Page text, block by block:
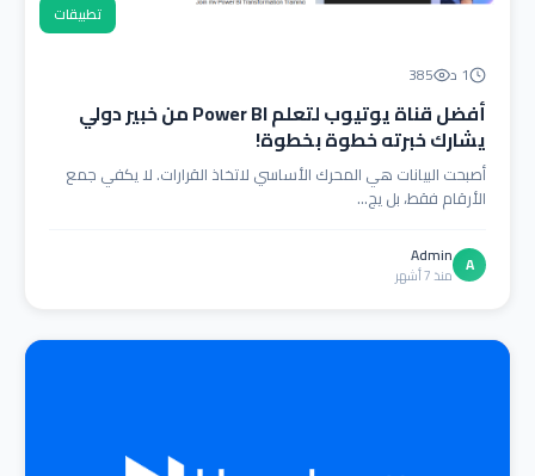
تطبيقات
1 د 385
أفضل قناة يوتيوب لتعلم Power BI من خبير دولي
يشارك خبرته خطوة بخطوة!
أصبحت البيانات هي المحرك الأساسي لاتخاذ القرارات. لا يكفي جمع
الأرقام فقط، بل يج...
A
Admin
منذ 7 أشهر